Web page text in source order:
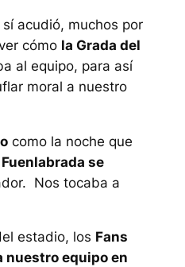
acudió, muchos por
cómo la Grada del
al equipo, para así
moral a nuestro
como la noche que
Fuenlabrada se
Nos tocaba a
estadio, los Fans
nuestro equipo en